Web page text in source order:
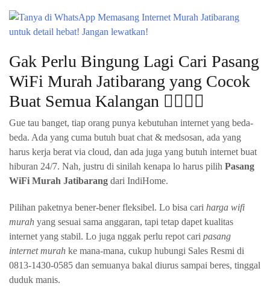
Gak Perlu Bingung Lagi Cari Pasang
WiFi Murah Jatibarang yang Cocok
Buat Semua Kalangan 🧍‍♂️🧍‍♀️
Gue tau banget, tiap orang punya kebutuhan internet yang beda-
beda. Ada yang cuma butuh buat chat & medsosan, ada yang
harus kerja berat via cloud, dan ada juga yang butuh internet buat
hiburan 24/7. Nah, justru di sinilah kenapa lo harus pilih Pasang
WiFi Murah Jatibarang dari IndiHome.
Pilihan paketnya bener-bener fleksibel. Lo bisa cari harga wifi
murah yang sesuai sama anggaran, tapi tetap dapet kualitas
internet yang stabil. Lo juga nggak perlu repot cari pasang
internet murah ke mana-mana, cukup hubungi Sales Resmi di
0813-1430-0585 dan semuanya bakal diurus sampai beres, tinggal
duduk manis.